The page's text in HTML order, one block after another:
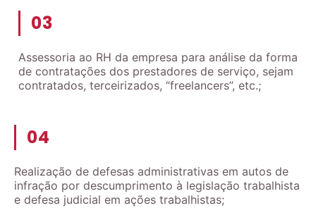
03
Assessoria ao RH da empresa para análise da forma
de contratações dos prestadores de serviço, sejam
contratados, terceirizados, “freelancers”, etc.;
04
Realização de defesas administrativas em autos de
infração por descumprimento à legislação trabalhista
e defesa judicial em ações trabalhistas;